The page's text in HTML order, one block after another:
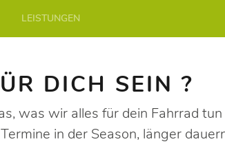
LEISTUNGEN
DICH SEIN ?
was wir alles für dein Fahrrad
in der Season, länger